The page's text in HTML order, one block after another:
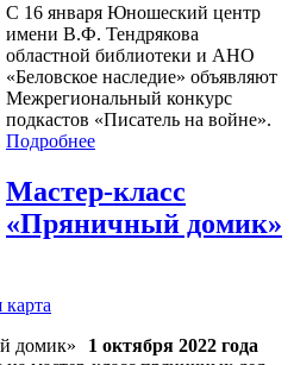
С 16 января Юношеский центр
имени В.Ф. Тендрякова
областной библиотеки и АНО
«Беловское наследие» объявляют
Межрегиональный конкурс
подкастов «Писатель на войне».
Подробнее
Мастер-класс
«Пряничный домик»
1 октября 2022 года